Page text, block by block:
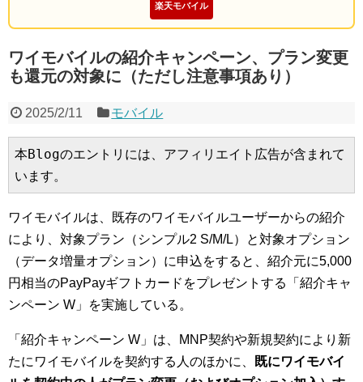
楽天モバイル
ワイモバイルの紹介キャンペーン、プラン変更
も還元の対象に（ただし注意事項あり）
2025/2/11 モバイル
本Blogのエントリには、アフィリエイト広告が含まれて
います。
ワイモバイルは、既存のワイモバイルユーザーからの紹介
により、対象プラン（シンプル2 S/M/L）と対象オプション
（データ増量オプション）に申込をすると、紹介元に5,000
円相当のPayPayギフトカードをプレゼントする「紹介キャ
ンペーン W」を実施している。
「紹介キャンペーン W」は、MNP契約や新規契約により新
たにワイモバイルを契約する人のほかに、
既にワイモバイ